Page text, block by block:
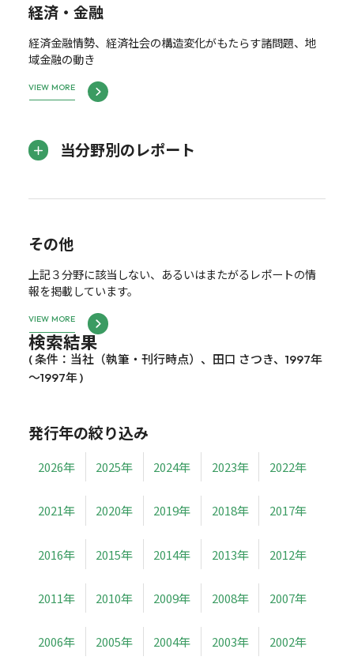
経済・金融
経済金融情勢、経済社会の構造変化がもたらす諸問題、地
域金融の動き
VIEW MORE
当分野別のレポート
その他
上記３分野に該当しない、あるいはまたがるレポートの情
報を掲載しています。
VIEW MORE
検索結果
( 条件：当社（執筆・刊行時点）、田口 さつき、1997年
～1997年 )
発行年の絞り込み
2026年 2025年 2024年 2023年 2022年
2021年 2020年 2019年 2018年 2017年
2016年 2015年 2014年 2013年 2012年
2011年 2010年 2009年 2008年 2007年
2006年 2005年 2004年 2003年 2002年